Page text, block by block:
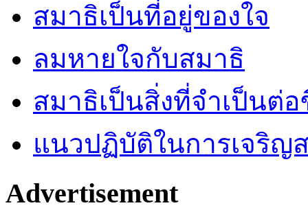
สมาธิเป็นที่อยู่ของใจ
ลมหายใจกับสมาธิ
สมาธิเป็นสิ่งที่จำเป็นต่
แนวปฏิบัติในการเจริญ
Advertisement